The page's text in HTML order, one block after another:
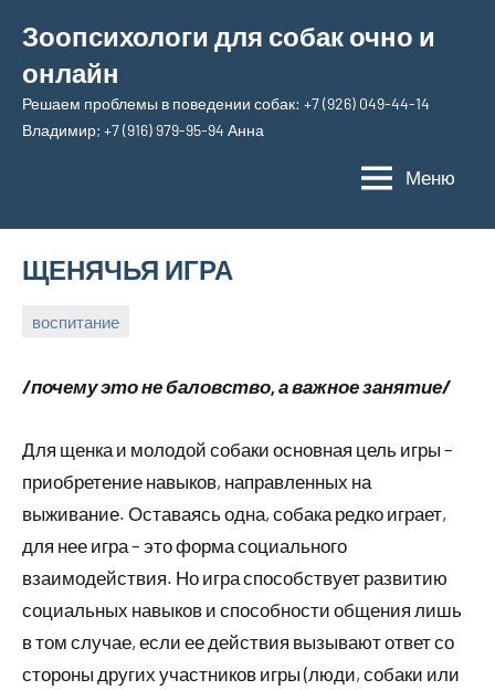
содержимому
Зоопсихологи для собак очно и
онлайн
Решаем проблемы в поведении собак: +7 (926) 049-44-14
Владимир; +7 (916) 979-95-94 Анна
Меню
ЩЕНЯЧЬЯ ИГРА
воспитание
2026
/почему это не баловство, а важное занятие/
Для щенка и молодой собаки основная цель игры –
приобретение навыков, направленных на
выживание. Оставаясь одна, собака редко играет,
для нее игра – это форма социального
взаимодействия. Но игра способствует развитию
социальных навыков и способности общения лишь
в том случае, если ее действия вызывают ответ со
стороны других участников игры (люди, собаки или